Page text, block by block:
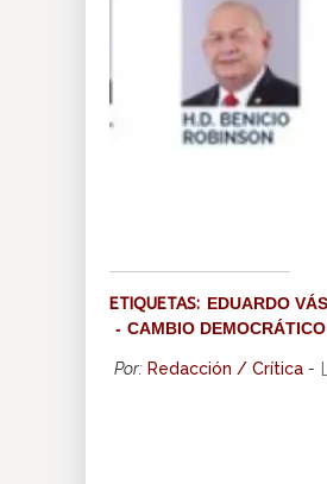
ETIQUETAS: EDUARDO
CAMBIO DEMOCRÁTICO
Por: Redacción / Crítica -